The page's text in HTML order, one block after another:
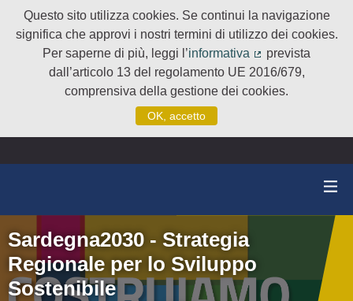
Questo sito utilizza cookies. Se continui la navigazione
significa che approvi i nostri termini di utilizzo dei cookies.
Per saperne di più, leggi l’informativa
(Collegamento
prevista
dall’articolo 13 del regolamento UE 2016/679,
comprensiva della gestione dei cookies.
OK, accetto
Sardegna2030 - Strategia
Regionale per lo Sviluppo
Sostenibile